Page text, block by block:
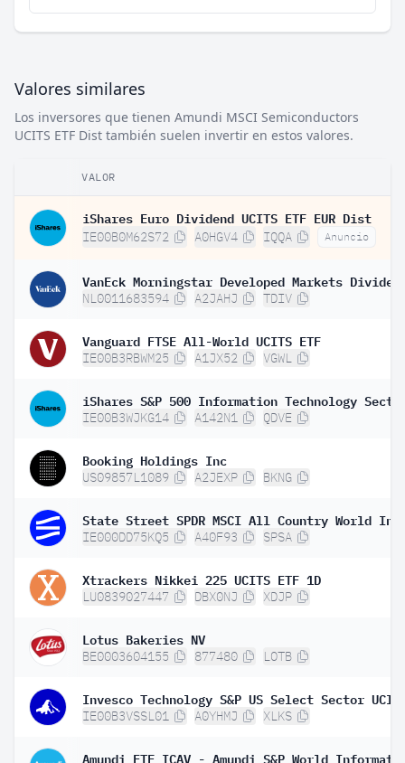
Valores similares
Los inversores que tienen Amundi MSCI Semiconductors
UCITS ETF Dist también suelen invertir en estos valores.
VALOR
iShares Euro Dividend UCITS ETF EUR Dist
IE00B0M62S72 A0HGV4 IQQA Anuncio
NL0011683594 A2JAHJ TDIV
Vanguard FTSE All-World UCITS ETF
IE00B3RBWM25 A1JX52 VGWL
IE00B3WJKG14 A142N1 QDVE
Booking Holdings Inc
US09857L1089 A2JEXP BKNG
IE000DD75KQ5 A40F93 SPSA
Xtrackers Nikkei 225 UCITS ETF 1D
LU0839027447 DBX0NJ XDJP
Lotus Bakeries NV
BE0003604155 877480 LOTB
IE00B3VSSL01 A0YHMJ XLKS